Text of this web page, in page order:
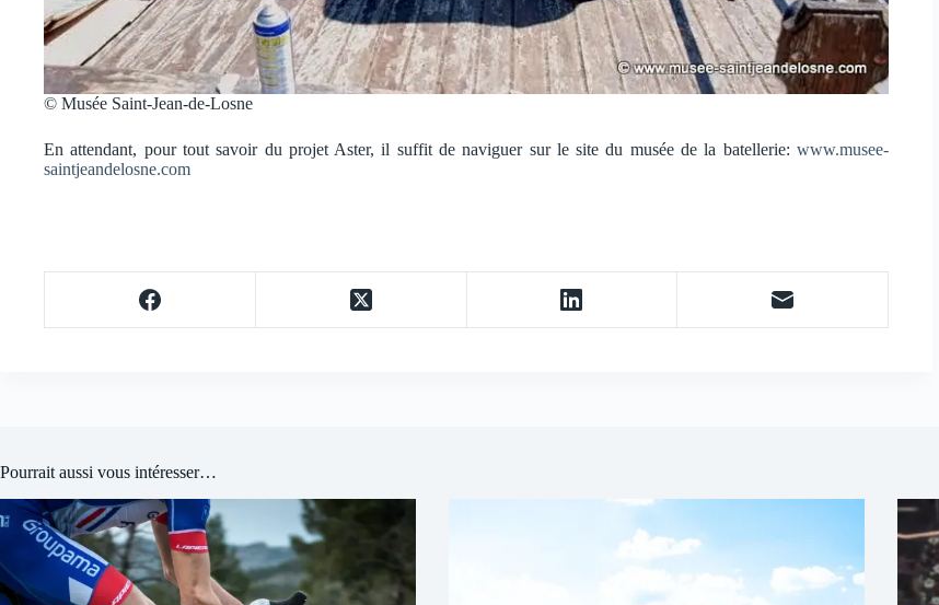
© Musée Saint-Jean-de-Losne
En attendant, pour tout savoir du projet Aster, il suffit de naviguer sur le site du musée de la batellerie: www.musee-
saintjeandelosne.com
Pourrait aussi vous intéresser…